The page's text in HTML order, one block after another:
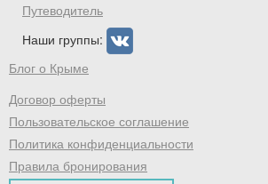
Путеводитель
Наши группы:
Блог о Крыме
Договор оферты
Пользовательское соглашение
Политика конфиденциальности
Правила бронирования